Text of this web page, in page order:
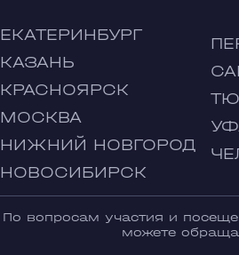
ЕКАТЕРИНБУРГ
КАЗАНЬ
КРАСНОЯРСК
МОСКВА
НИЖНИЙ НОВГОРОД
НОВОСИБИРСК
По вопросам участия и
можете